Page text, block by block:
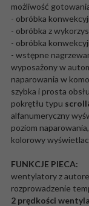
możliwość
- obróbka
- obróbka z
- obróbka
- wstępne
wyposażony w
naparowania w
szybka i prosta
pokrętłu typu
alfanumeryczny
poziom
kolorowy
FUNKCJE PIECA:
wentylatory z
rozprowadzenie
2 prędkości